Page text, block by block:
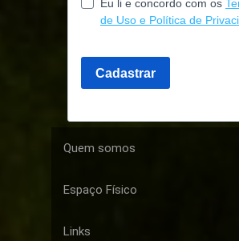
Quem somos
Espaço Físico
Links